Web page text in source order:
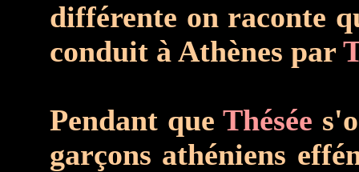
différente on raconte
conduit à Athènes par
Pendant queThésée
garçons athéniens